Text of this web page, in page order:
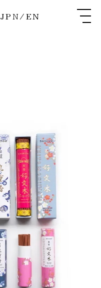
JPN/EN